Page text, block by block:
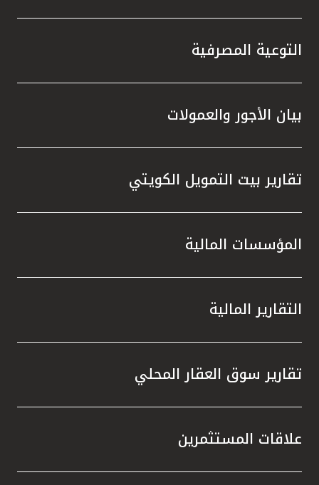
التوعية المصرفية
بيان الأجور والعمولات
تقارير بيت التمويل الكويتي
المؤسسات المالية
التقارير المالية
تقارير سوق العقار المحلي
علاقات المستثمرين